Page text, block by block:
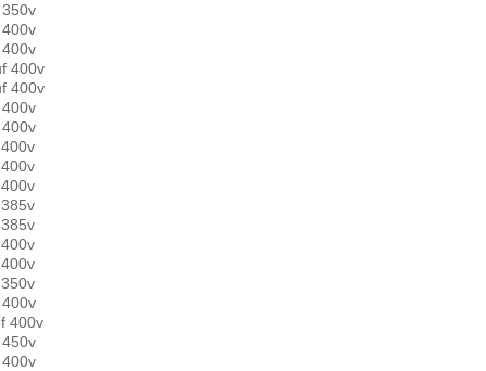
400v
400v
400v